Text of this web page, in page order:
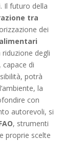
Il futuro della
tra
dei
degli
, capace di
potrà
la
con
autorevoli, si
, strumenti
proprie scelte